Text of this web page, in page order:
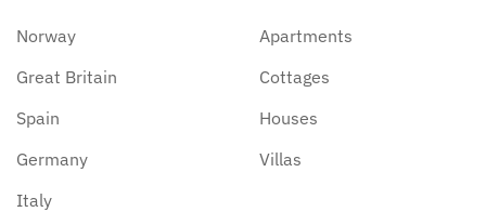
Norway
Great Britain
Spain
Germany
Italy
Apartments
Cottages
Houses
Villas